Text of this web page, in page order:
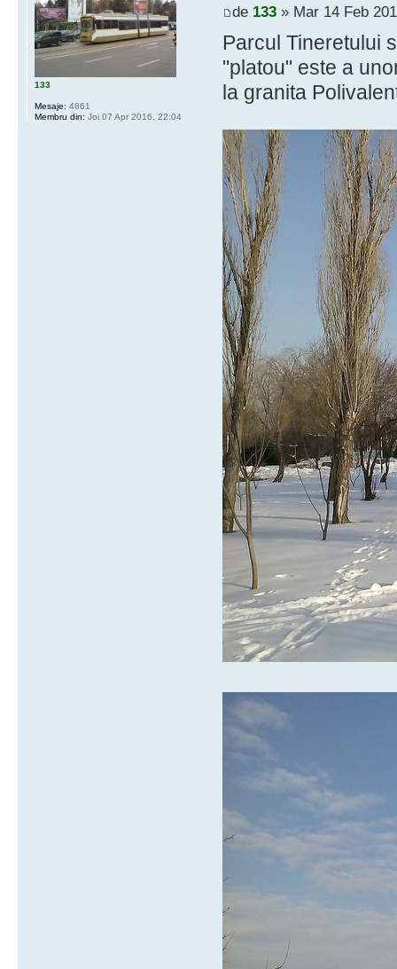
de 133» Mar 14 Feb
Parcul Tineretului
"platou" este a
la granita
133
Mesaje: 4861
Membru din: Joi 07 Apr 2016, 22:04